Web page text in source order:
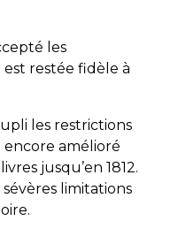
les
est restée fidèle à
les restrictions
encore amélioré
jusqu’en 1812.
sévères limitations